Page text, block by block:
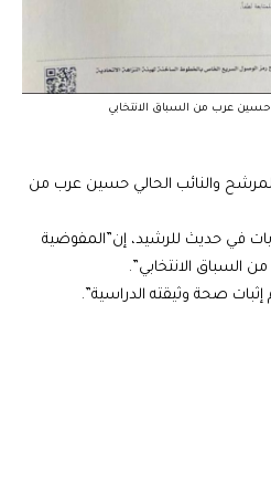
حسين عرب من السباق الانتخابي
والنائب الحالي حسين عرب من
في حديث للرشيد، إن”المفوضية
الانتخابي”.
صحة وثيقته الدراسية”.